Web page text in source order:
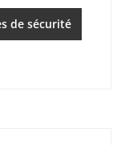
de sécurité